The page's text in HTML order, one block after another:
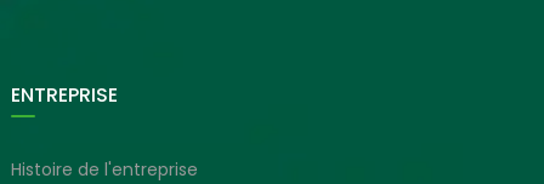
ENTREPRISE
Histoire de l'entreprise